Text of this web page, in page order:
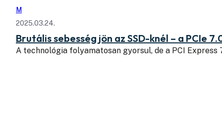
M
2025.03.24.
Brutális sebesség jön az SSD-knél – a PCIe
A technológia folyamatosan gyorsul, de a PCI Express